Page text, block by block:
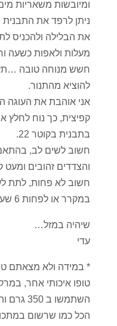
ומיובשות משאריות
ניתן לרפד את התבנית
מעלות ולאפות כשעה
חשש מנוחה טובה
להוציא מהתנור.
אני אוהבת את העוגה
קפיצית, כך נוח לחלץ
בתבנית בקוטר 22.
חשוב לשים לב,
והצדדים זהובים ומעט
חשוב לא פחות, לתת
במקרר או לפחות 6 שעות…ו ל ה ת ע נ ג !
שיהיה במזל…
עדי
* במידה ולא מצאתם
טופו איכותי אחר,
הכל כמו שרשום